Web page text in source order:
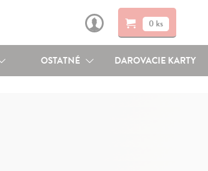
0 ks
OSTATNÉ DAROVACIE KARTY